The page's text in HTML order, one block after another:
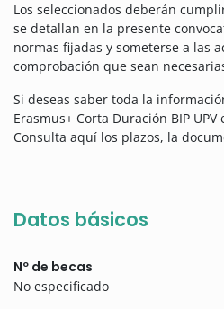
Los seleccionados deberán
se detallan en la presente
normas fijadas y someterse a las
comprobación que sean
Si deseas saber toda la
Erasmus+ Corta Duración BIP
Consulta aquí los plazos, la
Datos básicos
Nº de becas
No especificado